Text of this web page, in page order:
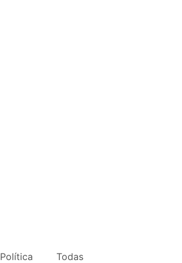
Política Todas